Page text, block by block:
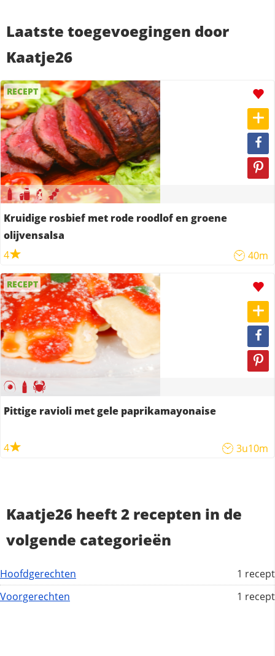
Laatste toegevoegingen door
Kaatje26
RECEPT
Kruidige rosbief met rode roodlof en groene
olijvensalsa
4
40m
RECEPT
Pittige ravioli met gele paprikamayonaise
4 3u10m
Kaatje26 heeft 2 recepten in de
volgende categorieën
1 recept
Hoofdgerechten
1 recept
Voorgerechten